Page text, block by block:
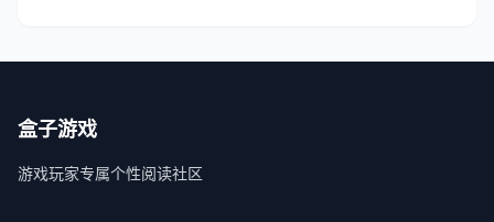
盒子游戏
游戏玩家专属个性阅读社区